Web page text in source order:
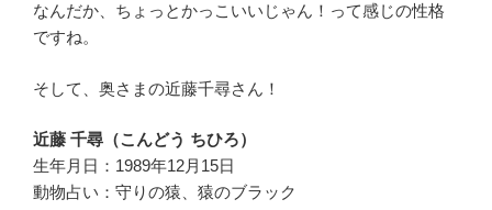
なんだか、ちょっとかっこいいじゃん！って感じの性格
ですね。
そして、奥さまの近藤千尋さん！
近藤 千尋（こんどう ちひろ）
生年月日：1989年12月15日
動物占い：守りの猿、猿のブラック